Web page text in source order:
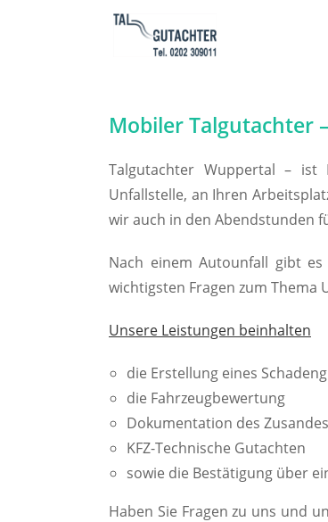
Mobiler Talgutachter
Talgutachter Wuppertal – ist
Unfallstelle, an Ihren
wir auch in den Abendstunden
Nach einem Autounfall gibt
wichtigsten Fragen zum Thema
Unsere Leistungen beinhalten
die Erstellung eines
die Fahrzeugbewertung
Dokumentation des
KFZ-Technische Gutachten
sowie die Bestätigung über
Haben Sie Fragen zu uns und